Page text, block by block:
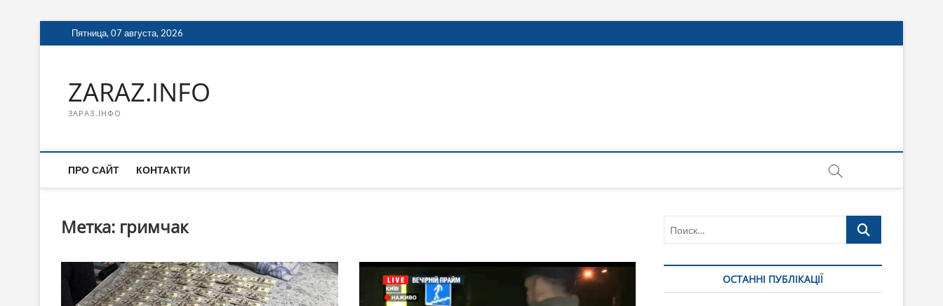
Перейти
к
Пятница, 07 августа, 2026
ZARAZ.INFO
ЗАРАЗ.ІНФО
ПРО САЙТ КОНТАКТИ
Метка: гримчак Поиск…
ОСТАННІ ПУБЛІКАЦІЇ